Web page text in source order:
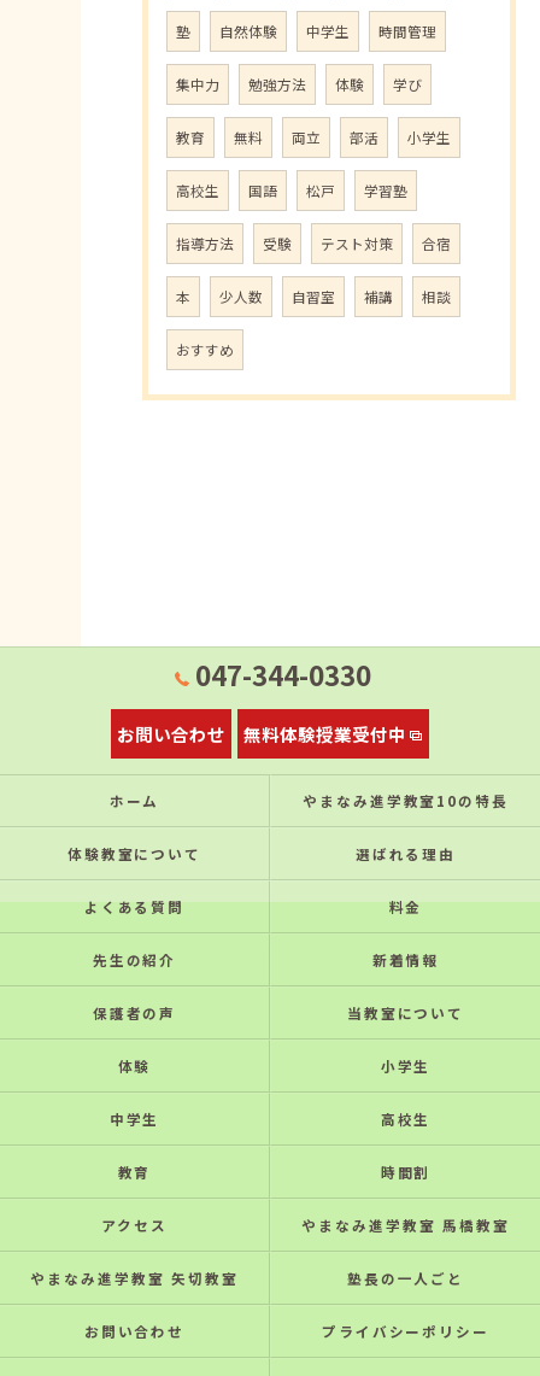
塾 自然体験 中学生 時間管理
集中力 勉強方法 体験 学び
教育 無料 両立 部活 小学生
高校生 国語 松戸 学習塾
指導方法 受験 テスト対策 合宿
本 少人数 自習室 補講 相談
おすすめ
047-344-0330
お問い合わせ 無料体験授業受付中
ホーム やまなみ進学教室10の特⻑
体験教室について 選ばれる理由
よくある質問 料金
先生の紹介 新着情報
保護者の声 当教室について
体験 小学生
中学生 高校生
教育 時間割
アクセス やまなみ進学教室 馬橋教室
やまなみ進学教室 矢切教室 塾長の一人ごと
お問い合わせ プライバシーポリシー